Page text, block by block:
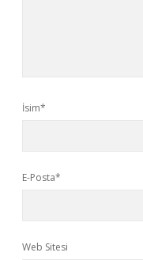
İsim*
E-Posta*
Web Sitesi